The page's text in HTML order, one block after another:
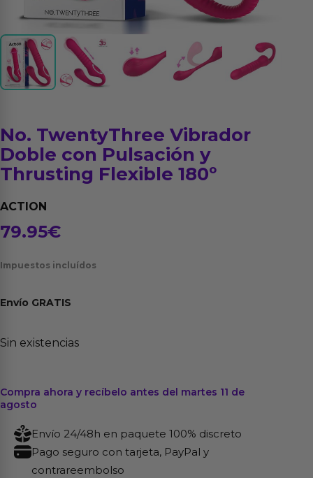
No. TwentyThree Vibrador
Doble con Pulsación y
Thrusting Flexible 180º
ACTION
79.95€
Impuestos incluídos
Envío GRATIS
Sin existencias
Compra ahora y recíbelo antes del martes 11 de
agosto
Envío 24/48h en paquete 100% discreto
Pago seguro con tarjeta, PayPal y
contrareembolso